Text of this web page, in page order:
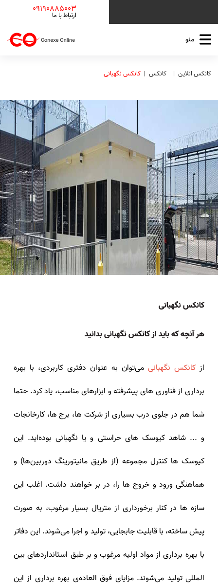
09190885003
ارتباط با ما
منو
کانکس انلاین کانکس کانکس نگهبانی
کانکس نگهبانی
هر آنچه که باید از کانکس نگهبانی بدانید
ازکانکس نگهبانی می‌توان به عنوان دفتری کاربردی، با بهره
برداری از فناوری‌ های پیشرفته و ابزارهای مناسب، یاد کرد. حتما
شما هم در جلوی درب بسیاری از شرکت‌ ها، برج‌ ها، کارخانجات
و ... شاهد کیوسک‌ های حراستی و یا نگهبانی بوده‌اید. این
کیوسک‌ ها کنترل مجموعه (از طریق مانیتورینگ دوربین‌ها) و
هماهنگی ورود و خروج‌ ها را، در بر خواهند داشت. اغلب این
سازه‌ ها در کنار برخورداری از متریال بسیار مرغوب، به صورت
پیش ساخته، با قابلیت جابجایی، تولید و اجرا می‌شوند. این دفاتر
با بهره برداری از مواد اولیه مرغوب و بر طبق استانداردهای بین
المللی تولید می‌شوند. مزایای فوق العاده‌ی بهره برداری از این